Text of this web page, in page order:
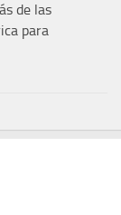
de las
para